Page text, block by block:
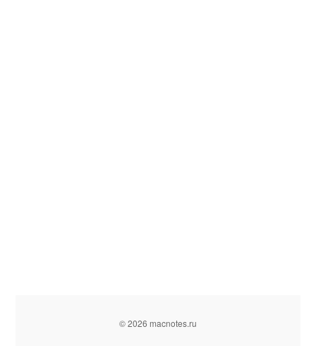
© 2026 macnotes.ru